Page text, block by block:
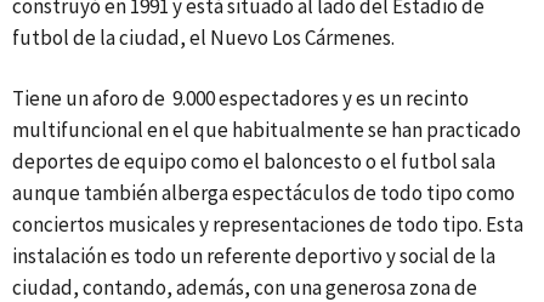
construyó en 1991 y está situado al lado del Estadio de
futbol de la ciudad, el Nuevo Los Cármenes.
Tiene un aforo de 9.000 espectadores y es un recinto
multifuncional en el que habitualmente se han practicado
deportes de equipo como el baloncesto o el futbol sala
aunque también alberga espectáculos de todo tipo como
conciertos musicales y representaciones de todo tipo. Esta
instalación es todo un referente deportivo y social de la
ciudad, contando, además, con una generosa zona de